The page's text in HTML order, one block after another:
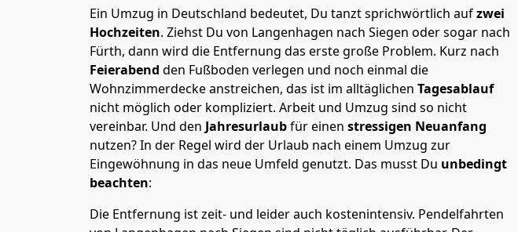
Ein Umzug in Deutschland bedeutet, Du tanzt sprichwörtlich aufzwei
Hochzeiten. Ziehst Du von Langenhagen nach Siegen oder sogar nach
Fürth, dann wird die Entfernung das erste große Problem. Kurz nach
Feierabend den Fußboden verlegen und noch einmal die
Wohnzimmerdecke anstreichen, das ist im alltäglichen Tagesablauf
nicht möglich oder kompliziert. Arbeit und Umzug sind so nicht
vereinbar. Und den Jahresurlaubfür einen stressigen Neuanfang
nutzen? In der Regel wird der Urlaub nach einem Umzug zur
Eingewöhnung in das neue Umfeld genutzt. Das musst Du unbedingt
beachten:
Die Entfernung ist zeit- und leider auch kostenintensiv. Pendelfahrten